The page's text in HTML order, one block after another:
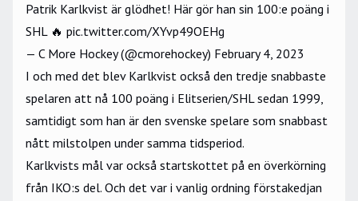
Patrik Karlkvist är glödhet! Här gör han sin 100:e poäng i
SHL 🔥 pic.twitter.com/XYvp49OEHg
— C More Hockey (@cmorehockey) February 4, 2023
I och med det blev Karlkvist också den tredje snabbaste
spelaren att nå 100 poäng i Elitserien/SHL sedan 1999,
samtidigt som han är den svenske spelare som snabbast
nått milstolpen under samma tidsperiod.
Karlkvists mål var också startskottet på en överkörning
från IKO:s del. Och det var i vanlig ordning förstakedjan